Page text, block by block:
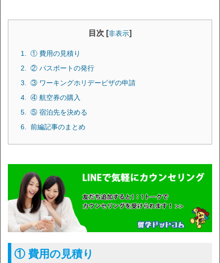
目次 [非表示]
① 費用の見積り
② パスポートの発行
③ ワーキングホリデービザの申請
④ 航空券の購入
⑤ 宿泊先を決める
前編記事のまとめ
① 費用の見積り